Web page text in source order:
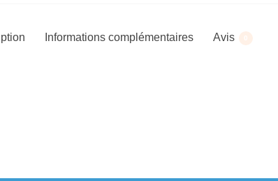
Informations complémentaires Avis 0